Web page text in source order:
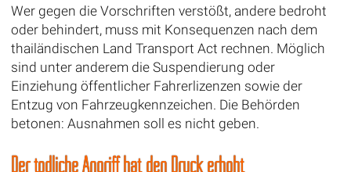
Wer gegen die Vorschriften verstößt, andere bedroht
oder behindert, muss mit Konsequenzen nach dem
thailändischen Land Transport Act rechnen. Möglich
sind unter anderem die Suspendierung oder
Einziehung öffentlicher Fahrerlizenzen sowie der
Entzug von Fahrzeugkennzeichen. Die Behörden
betonen: Ausnahmen soll es nicht geben.
Der tödliche Angriff hat den Druck erhöht